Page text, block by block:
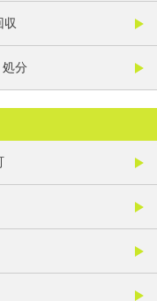
収
処分